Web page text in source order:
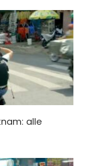
alle